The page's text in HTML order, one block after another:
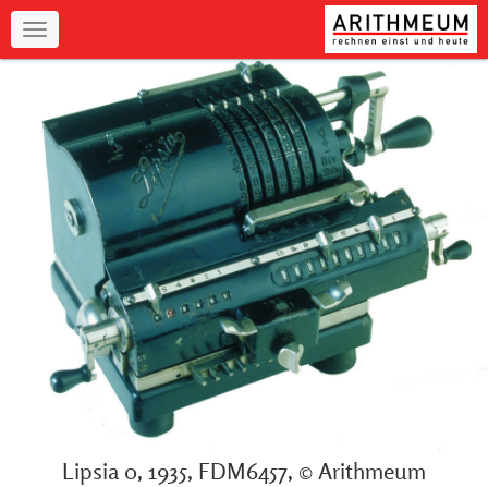
Navigation
Lipsia 0, 1935, FDM6457, © Arithmeum